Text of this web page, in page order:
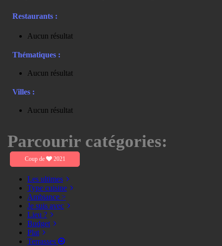
Restaurants :
Aucun résultat
Thématiques :
Aucun résultat
Villes :
Aucun résultat
Parcourir catégories:
Coup de 2021
Les ultimes
Type cuisine
Ambiance >
Je suis avec
Lieu ?
Budget
Plat
Terrasses